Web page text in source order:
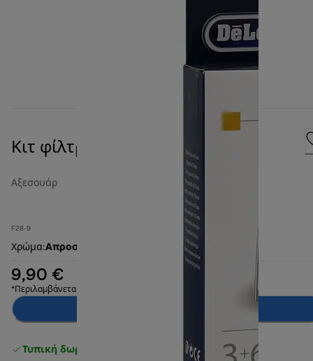
Κιτ φίλτρων για φριτέζες
Αξεσουάρ
F28-9
Χρώμα:Απροσδιόριστο
9,90 €
*Περιλαμβάνεται ΦΠΑ
Τυπική δωρεάν παράδοση άνω των 49 €